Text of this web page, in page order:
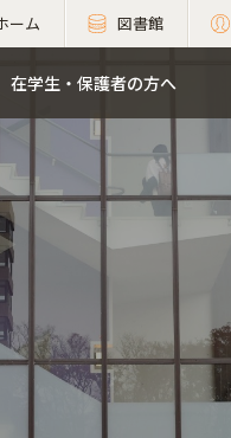
ーム 図書館
在学生・保護者の方へ